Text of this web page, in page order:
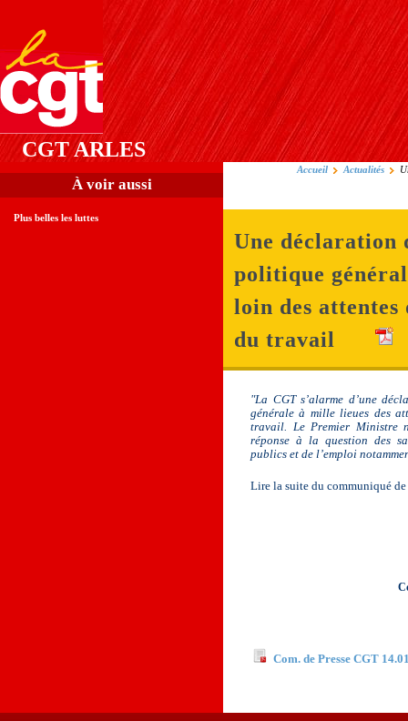
CGT ARLES
Accueil Actualités
Une déclaration
politique
loin des attentes
du travail
"La CGT s’alarme d’une
générale à mille lieues des
travail. Le Premier Ministre
réponse à la question des
publics et de l’emploi
Lire la suite du communiqué
Com. de Presse CGT
À voir aussi
Plus belles les luttes